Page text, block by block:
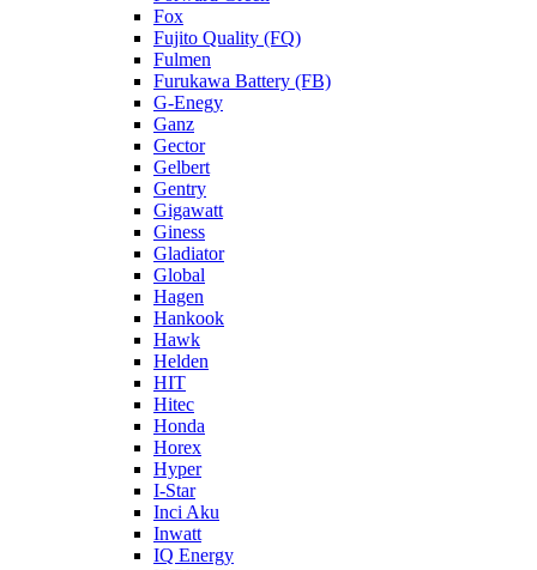
Fox
Fujito Quality (FQ)
Fulmen
Furukawa Battery (FB)
G-Enegy
Ganz
Gector
Gelbert
Gentry
Gigawatt
Giness
Gladiator
Global
Hagen
Hankook
Hawk
Helden
HIT
Hitec
Honda
Horex
Hyper
I-Star
Inci Aku
Inwatt
IQ Energy